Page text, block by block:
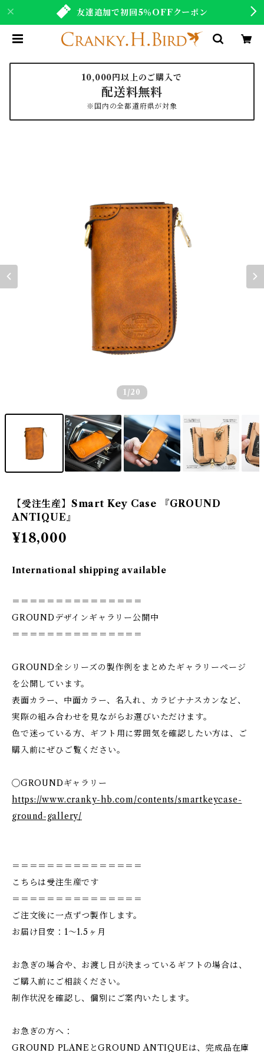
友達追加で初回5％OFFクーポン
10,000円以上のご購入で
配送料無料
※国内の全都道府県が対象
1 /20
【受注生産】Smart Key Case 『GROUND
ANTIQUE』
¥18,000
International shipping available
＝＝＝＝＝＝＝＝＝＝＝＝＝＝＝
GROUNDデザインギャラリー公開中
＝＝＝＝＝＝＝＝＝＝＝＝＝＝＝
GROUND全シリーズの製作例をまとめたギャラリーページ
を公開しています。
表面カラー、中面カラー、名入れ、カラビナナスカンなど、
実際の組み合わせを見ながらお選びいただけます。
色で迷っている方、ギフト用に雰囲気を確認したい方は、ご
購入前にぜひご覧ください。
◯GROUNDギャラリー
https://www.cranky-hb.com/contents/smartkeycase-
ground-gallery/
＝＝＝＝＝＝＝＝＝＝＝＝＝＝＝
こちらは受注生産です
＝＝＝＝＝＝＝＝＝＝＝＝＝＝＝
ご注文後に一点ずつ製作します。
お届け目安：1〜1.5ヶ月
お急ぎの場合や、お渡し日が決まっているギフトの場合は、
ご購入前にご相談ください。
制作状況を確認し、個別にご案内いたします。
お急ぎの方へ：
GROUND PLANEとGROUND ANTIQUEは、完成品在庫